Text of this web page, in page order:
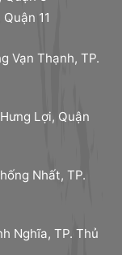
11
Vạn Thạnh, TP.
Lợi, Quận
Nhất, TP.
Nghĩa, TP. Thủ